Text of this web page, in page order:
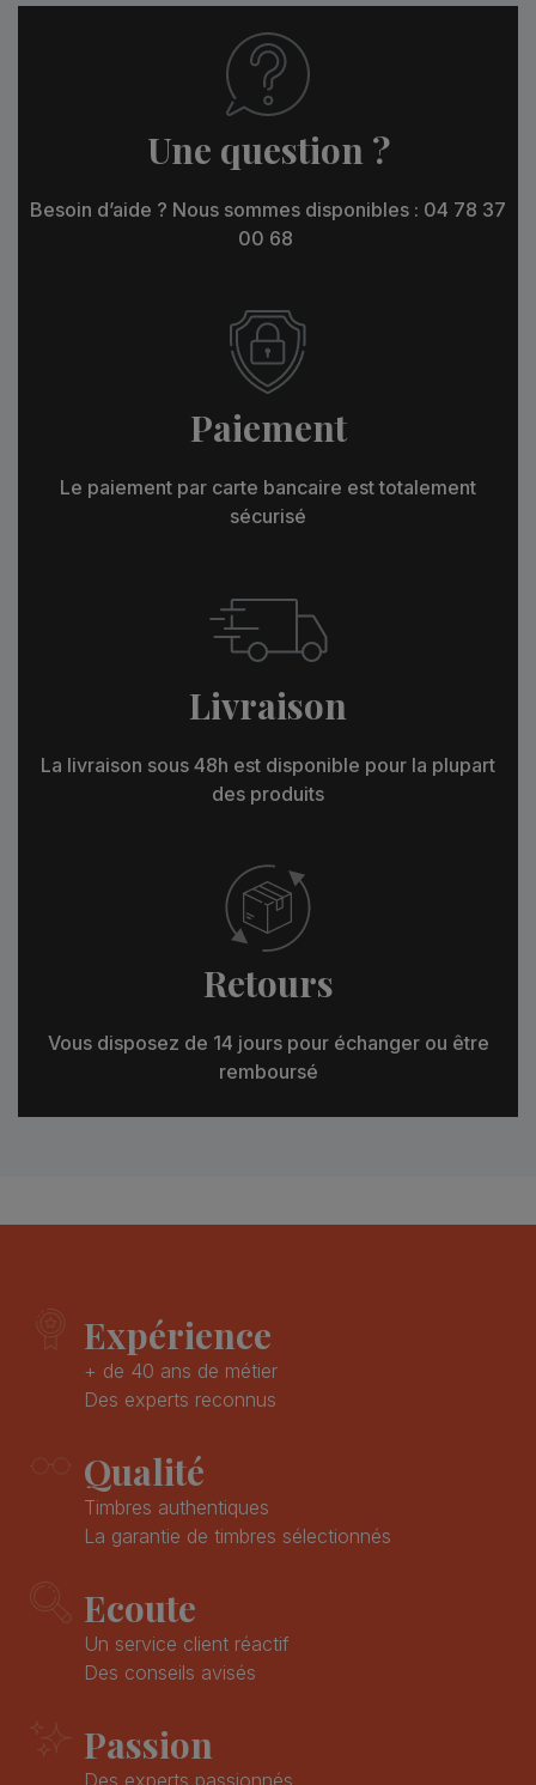
Une question ?
Besoin d’aide ? Nous sommes disponibles : 04 78 37
00 68
Paiement
Le paiement par carte bancaire est totalement
sécurisé
Livraison
La livraison sous 48h est disponible pour la plupart
des produits
Retours
Vous disposez de 14 jours pour échanger ou être
remboursé
Expérience
+ de 40 ans de métier
Des experts reconnus
Qualité
Timbres authentiques
La garantie de timbres sélectionnés
Ecoute
Un service client réactif
Des conseils avisés
Passion
Des experts passionnés